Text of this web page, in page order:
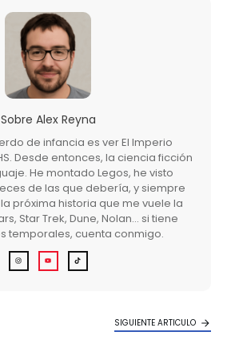
Sobre Alex Reyna
de infancia es ver El Imperio
Desde entonces, la ciencia ficción
He montado Legos, he visto
de las que debería, y siempre
próxima historia que me vuele la
Star Trek, Dune, Nolan… si tiene
temporales, cuenta conmigo.
SIGUIENTE ARTICULO